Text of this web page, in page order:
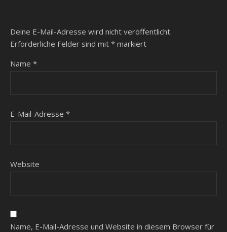
Deine E-Mail-Adresse wird nicht veröffentlicht.
Erforderliche Felder sind mit * markiert
Name *
E-Mail-Adresse *
Website
Name, E-Mail-Adresse und Website in diesem Browser für